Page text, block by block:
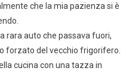
che la mia pazienza si è
rara auto che passava fuori,
forzato del vecchio frigorifero.
cucina con una tazza in